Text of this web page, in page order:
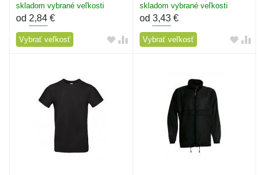
skladom vybrané veľkosti
od 2,84 €
Vybrať veľkosť
skladom vybrané veľkosti
od 3,43€
Vybrať veľkosť